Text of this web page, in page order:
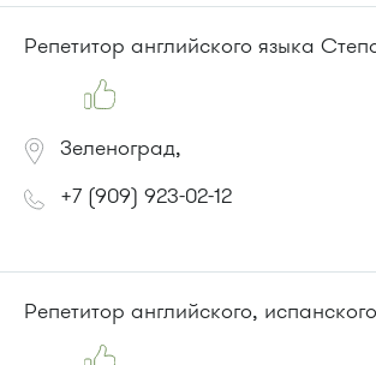
Репетитор английского языка
Зеленоград,
+7 (909) 923-02-12
Репетитор английского,